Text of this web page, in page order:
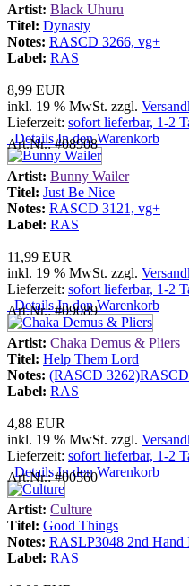
Artist: Black Uhuru
Titel: Dynasty
Notes: RASCD 3266, vg+
Label: RAS
8,99 EUR
inkl. 19 % MwSt. zzgl.
Lieferzeit: sofort lieferbar, 1-2
DetailsIn den Warenkorb
Art.Nr.: #08908
Artist: Bunny Wailer
Titel: Just Be Nice
Notes: RASCD 3121, vg+
Label: RAS
11,99 EUR
inkl. 19 % MwSt. zzgl.
Lieferzeit: sofort lieferbar, 1-2
DetailsIn den Warenkorb
Art.Nr.: #09089
Artist: Chaka Demus & Pliers
Titel: Help Them Lord
Notes: (RASCD
Label: RAS
4,88 EUR
inkl. 19 % MwSt. zzgl.
Lieferzeit: sofort lieferbar, 1-2
DetailsIn den Warenkorb
Art.Nr.: #00560
Artist: Culture
Titel: Good Things
Notes: RASLP3048 2nd
Label: RAS